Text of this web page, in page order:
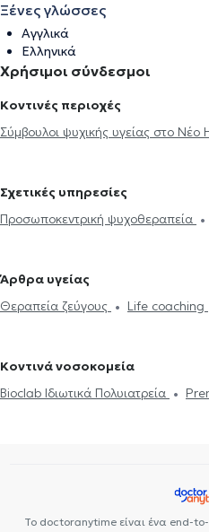
Ξένες γλώσσες
Αγγλικά
Ελληνικά
Χρήσιμοι σύνδεσμοι
Κοντινές περιοχές
Σύμβουλοι ψυχικής υγείας στο Νέο
Σύμβουλοι ψυχικής υγείας στο
στην Κηφισιά
Σύμβουλοι
υγείας στη Νέα Ερυθραία
υγείας στα Βριλήσσια
ψυχικής υγείας στους Αγίους
υγείας στο Γαλάτσι
Σύμβουλοι
Σχετικές υπηρεσίες
Προσωποκεντρική ψυχοθεραπεία
Αίσθημα φόβου και πανικού
Ανησυχία και αγωνία
Υπνοθεραπεία
Ψυχογενής
επαγγελματικού προσανατολισμού
Άρθρα υγείας
Θεραπεία ζεύγους
Life coaching
επαγγελματικού προσανατολισμού
Κοντινά νοσοκομεία
Bioclab Ιδιωτικά Πολυιατρεία
Το doctoranytime είναι ένα end-